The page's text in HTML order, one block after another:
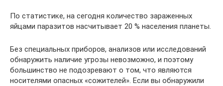
По статистике, на сегодня количество зараженных
яйцами паразитов насчитывает 20 % населения планеты.
Без специальных приборов, анализов или исследований
обнаружить наличие угрозы невозможно, и поэтому
большинство не подозревают о том, что являются
носителями опасных «сожителей». Если вы обнаружили